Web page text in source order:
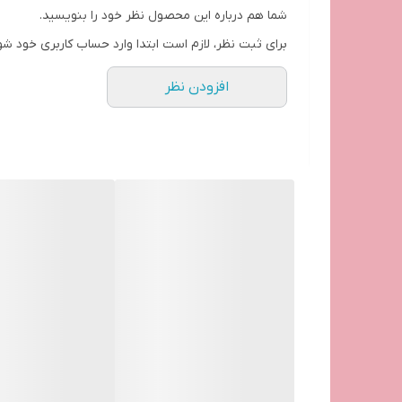
شما هم درباره این محصول نظر خود را بنویسید.
برای ثبت نظر، لازم است ابتدا وارد حساب کاربری خود
افزودن نظر